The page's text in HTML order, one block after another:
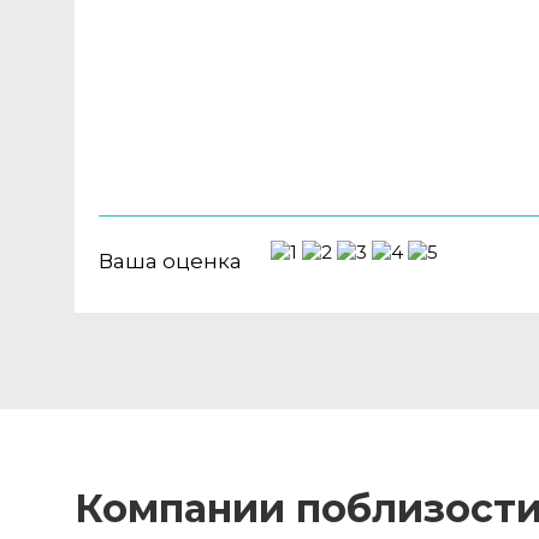
Ваша оценка
Компании поблизости